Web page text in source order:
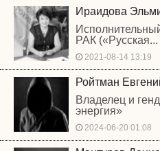
Ираидова
РАК («Русская...
2021-08-14 13:19
Ройтман
Владелец и
энергия»
2024-06-20 01:08